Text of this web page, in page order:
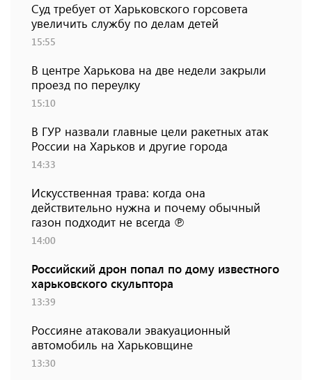
Суд требует от Харьковского горсовета
увеличить службу по делам детей
15:55
В центре Харькова на две недели закрыли
проезд по переулку
15:10
В ГУР назвали главные цели ракетных атак
России на Харьков и другие города
14:33
Искусственная трава: когда она
действительно нужна и почему обычный
газон подходит не всегда ℗
14:00
Российский дрон попал по дому известного
харьковского скульптора
13:39
Россияне атаковали эвакуационный
автомобиль на Харьковщине
13:30